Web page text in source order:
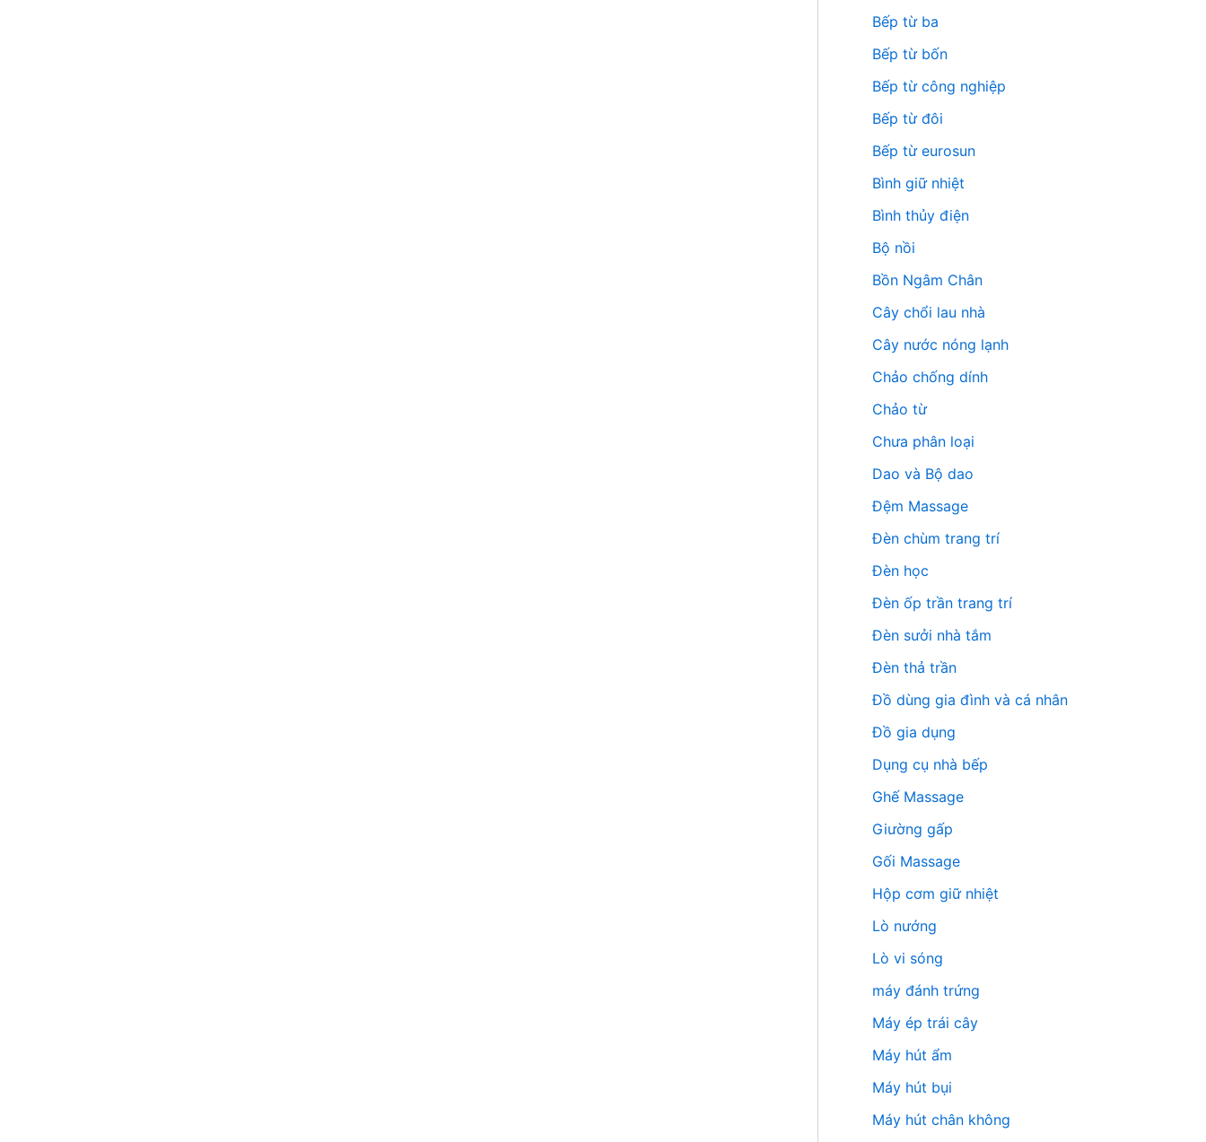
Bếp từ ba
Bếp từ bốn
Bếp từ công nghiệp
Bếp từ đôi
Bếp từ eurosun
Bình giữ nhiệt
Bình thủy điện
Bộ nồi
Bồn Ngâm Chân
Cây chổi lau nhà
Cây nước nóng lạnh
Chảo chống dính
Chảo từ
Chưa phân loại
Dao và Bộ dao
Đệm Massage
Đèn chùm trang trí
Đèn học
Đèn ốp trần trang trí
Đèn sưởi nhà tắm
Đèn thả trần
Đồ dùng gia đình và cá nhân
Đồ gia dụng
Dụng cụ nhà bếp
Ghế Massage
Giường gấp
Gối Massage
Hộp cơm giữ nhiệt
Lò nướng
Lò vi sóng
máy đánh trứng
Máy ép trái cây
Máy hút ẩm
Máy hút bụi
Máy hút chân không